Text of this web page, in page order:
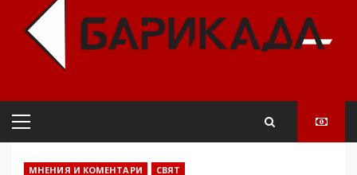
Primary
МНЕНИЯ И КОМЕНТАРИ СВЯТ